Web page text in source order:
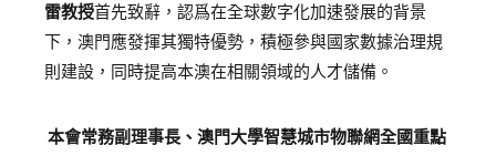
雷教授首先致辭，認爲在全球數字化加速發展的背景
下 ， 澳門應發揮其獨特優勢 ， 積極參與國家數據治理規
則建設 ， 同時提高本澳在相關領域的人才儲備。
本會常務副理事長、澳門大學智慧城市物聯網全國重點